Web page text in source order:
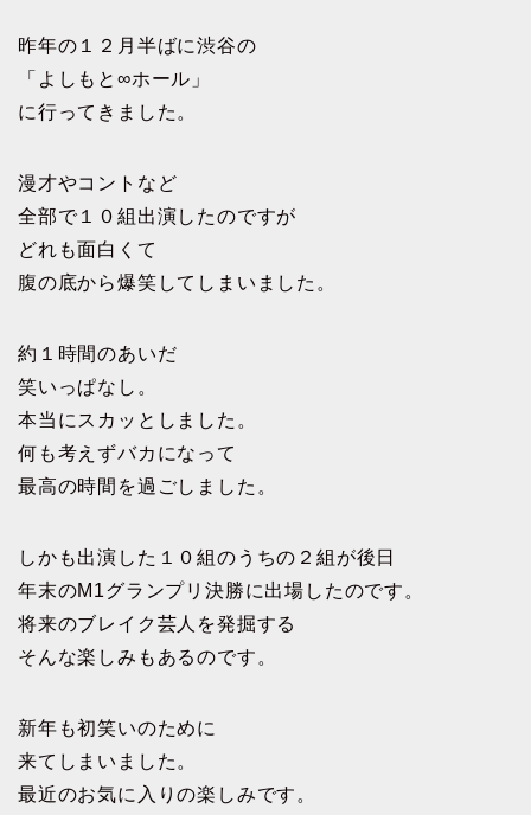
昨年の１２月半ばに渋谷の
「よしもと∞ホール」
に行ってきました。
漫才やコントなど
全部で１０組出演したのですが
どれも面白くて
腹の底から爆笑してしまいました。
約１時間のあいだ
笑いっぱなし。
本当にスカッとしました。
何も考えずバカになって
最高の時間を過ごしました。
しかも出演した１０組のうちの２組が後日
年末のM1グランプリ決勝に出場したのです。
将来のブレイク芸人を発掘する
そんな楽しみもあるのです。
新年も初笑いのために
来てしまいました。
最近のお気に入りの楽しみです。